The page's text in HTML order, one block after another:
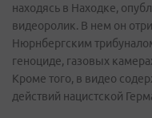
находясь в Находке,
видеоролик. В нем он
Нюрнбергским
геноциде, газовых
Кроме того, в видео
действий нацистской